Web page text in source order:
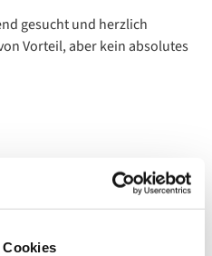
Cookies
gesucht und herzlich
Vorteil, aber kein absolutes